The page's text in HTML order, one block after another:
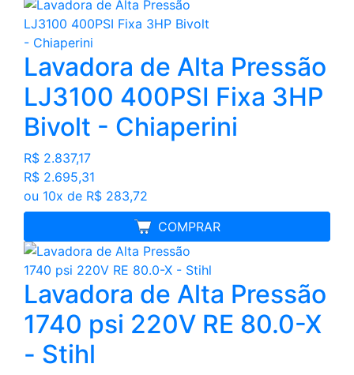
Lavadora de Alta Pressão
LJ3100 400PSI Fixa 3HP
Bivolt - Chiaperini
R$ 2.837,17
R$ 2.695,31
ou 10x de R$ 283,72
COMPRAR
MELHOR PREÇO
Lavadora de Alta Pressão
1740 psi 220V RE 80.0-X
- Stihl